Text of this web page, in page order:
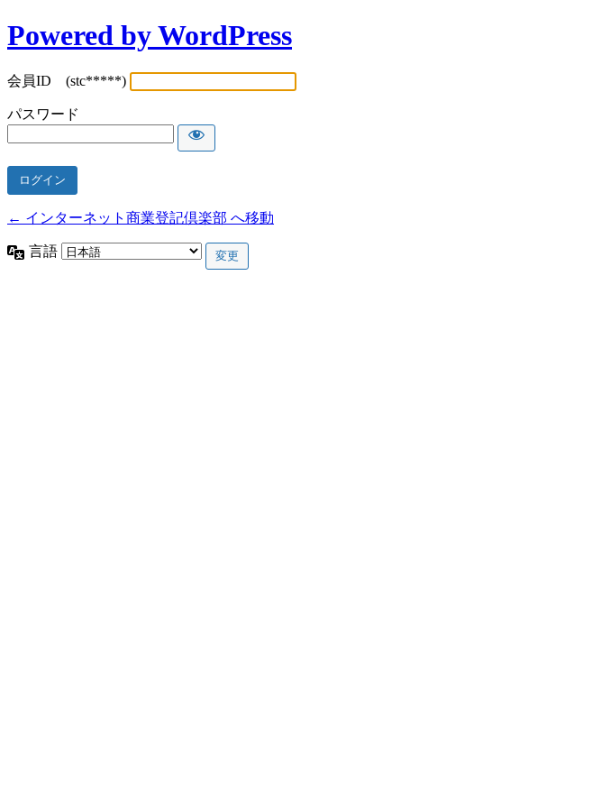
Powered by WordPress
会員ID (stc*****)
パスワード
← インターネット商業登記倶楽部 へ移動
言語